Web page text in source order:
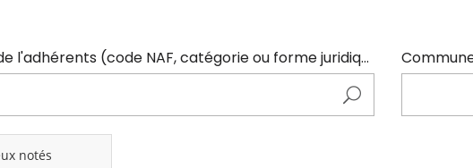
Entrer ici le nom de l'adhérents (code NAF, catégorie ou forme juridique)
notés